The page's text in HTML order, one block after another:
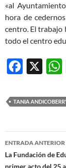
«al
hora de
centro. El trabajo
todo el centro
F
e
b
o
o
k
X
p
TANIA
Navegación
de
ENTRADA ANTERIOR
La Fundación de
primer acto del 25